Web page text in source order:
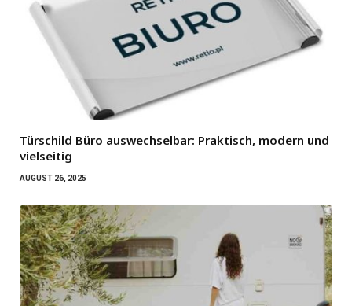
Türschild Büro auswechselbar: Praktisch, modern und
vielseitig
AUGUST 26, 2025